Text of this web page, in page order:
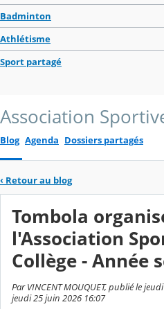
Badminton
Athlétisme
Sport partagé
Association
Blog Agenda Dossiers partagés
‹ Retour au blog
Tombola
l'Association
Collège - Année
Par VINCENT MOUQUET, publié le
jeudi 25 juin 2026 16:07